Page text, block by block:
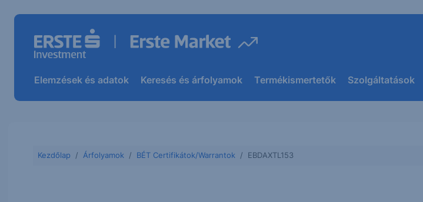
Elemzések és adatok Keresés és árfolyamok Termékismertetők Szolgáltatások
Kezdőlap Árfolyamok BÉT Certifikátok/Warrantok EBDAXTL153